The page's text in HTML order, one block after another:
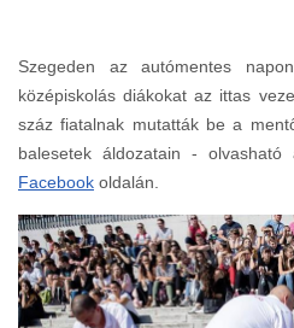
Szegeden az autómentes
középiskolás diákokat az ittas
száz fiatalnak mutatták be a
balesetek áldozatain - olvasható
Facebook oldalán.